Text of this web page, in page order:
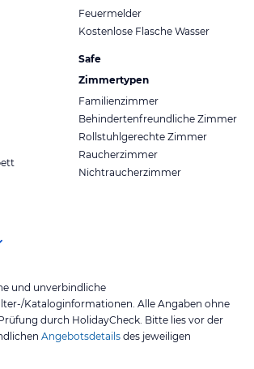
Feuermelder
Kostenlose Flasche Wasser
Safe
Zimmertypen
Familienzimmer
Behindertenfreundliche Zimmer
Rollstuhlgerechte Zimmer
Raucherzimmer
Nichtraucherzimmer
und unverbindliche
Kataloginformationen. Alle Angaben ohne
durch HolidayCheck. Bitte lies vor der
Angebotsdetails des jeweiligen